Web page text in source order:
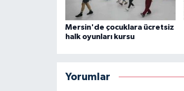
Mersin'de çocuklara ücretsiz
halk oyunları kursu
Yorumlar